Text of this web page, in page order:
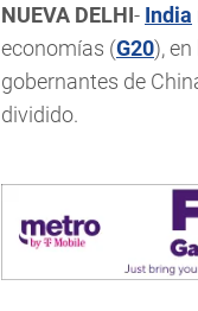
NUEVA DELHI- India
economías (G20),
gobernantes de
dividido.